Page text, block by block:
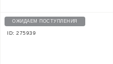
ОЖИДАЕМ ПОСТУПЛЕНИЯ
ID: 275939